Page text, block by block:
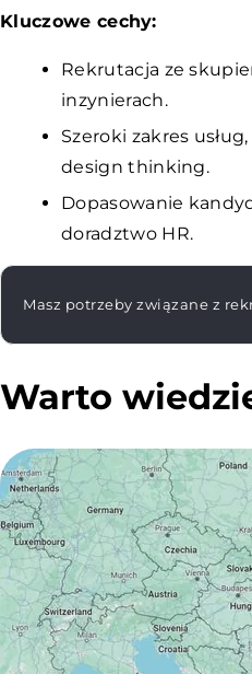
Kluczowe cechy:
Rekrutacja ze
inzynierach.
Szeroki zakres
design thinking.
Dopasowanie
doradztwo HR.
Masz potrzeby związane z
Warto